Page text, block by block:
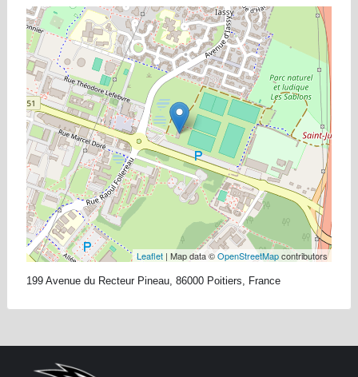
Leaflet | Map data ©OpenStreetMapcontributors
199 Avenue du Recteur Pineau, 86000 Poitiers, France